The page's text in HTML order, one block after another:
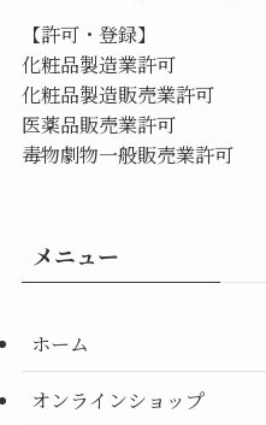
【許可・登録】
化粧品製造業許可
化粧品製造販売業許可
医薬品販売業許可
毒物劇物一般販売業許可
メニュー
ホーム
オンラインショップ